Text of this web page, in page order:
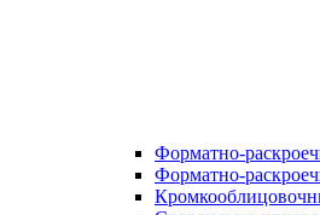
Форматно-
Форматно-